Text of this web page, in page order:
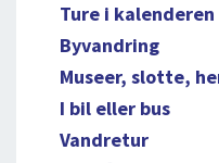
Ture i kalenderen
Byvandring
Museer, slotte,
I bil eller bus
Vandretur